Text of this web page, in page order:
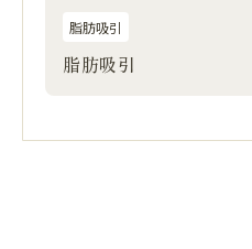
脂肪吸引
脂肪吸引